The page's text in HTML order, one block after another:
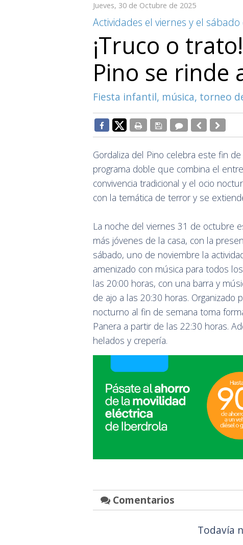
Jueves, 30 de Octubre de 2025
Actividades el viernes y el
¡Truco o
Pino se rinde
Fiesta infantil, música, torneo
Gordaliza del Pino celebra este fin
programa doble que combina el
convivencia tradicional y el ocio
con la temática de terror y se
La noche del viernes 31 de octubre
más jóvenes de la casa, con la
sábado, uno de noviembre la
amenizado con música para todos
las 20:00 horas, con una barra y
de ajo a las 20:30 horas. Organizado
nocturno al fin de semana toma
Panera a partir de las 22:30 horas.
helados y crepería.
Comentarios
Todavía